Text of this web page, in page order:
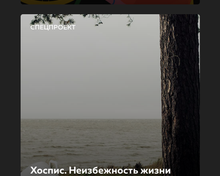
СПЕЦПРОЕКТ
Хоспис. Неизбежность жизни